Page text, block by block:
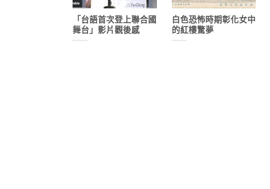
「台語首次登上聯合國
舞台」影片觀後感
白色恐怖時期彰化女中
的紅樓驚夢